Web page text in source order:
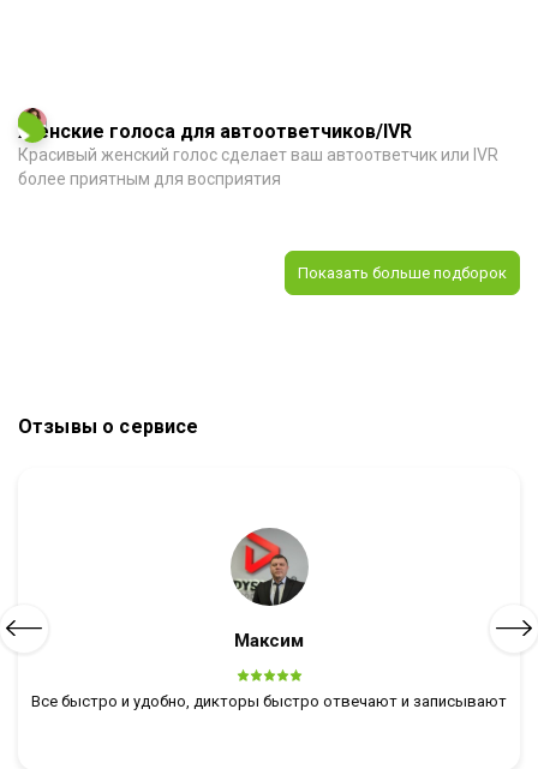
Женские голоса для автоответчиков/IVR
Красивый женский голос сделает ваш автоответчик или IVR
более приятным для восприятия
Показать больше подборок
Отзывы о сервисе
Максим
Все быстро и удобно, дикторы быстро отвечают и записывают